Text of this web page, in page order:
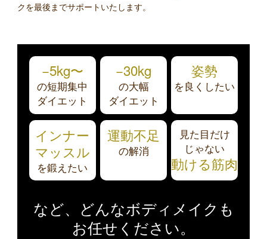
クを最後までサポートいたします。
−5kg〜
の短期集中
ダイエット
−30kg
の大幅
ダイエット
姿勢
を良くしたい
インナー
マッスル
を鍛えたい
運動不足
の解消
見た目だけ
じゃない
動ける筋肉
など、どんなボディメイクも
お任せください。